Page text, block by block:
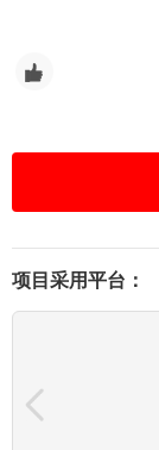
项目采用平台：